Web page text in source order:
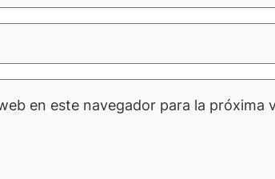
en este navegador para la próxima